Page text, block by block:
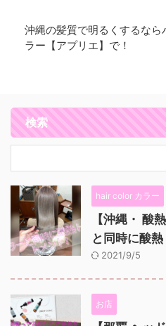
沖縄の髪質で明るくするなら
ラー【アプリエ】で！
検索
hair color カラー
【沖縄・ 酸
と同時に酸
2021/9/5
お店